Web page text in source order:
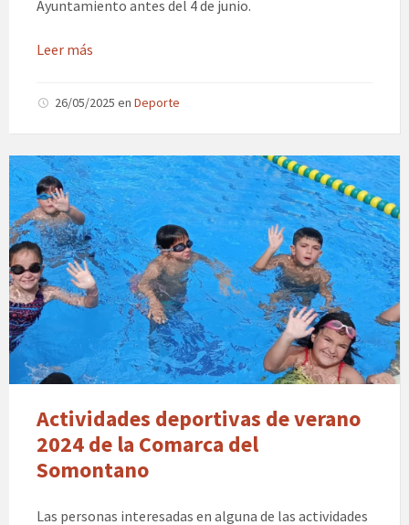
Ayuntamiento antes del 4 de junio.
Leer más
26/05/2025 en Deporte
Actividades deportivas de verano
2024 de la Comarca del
Somontano
Las personas interesadas en alguna de las actividades